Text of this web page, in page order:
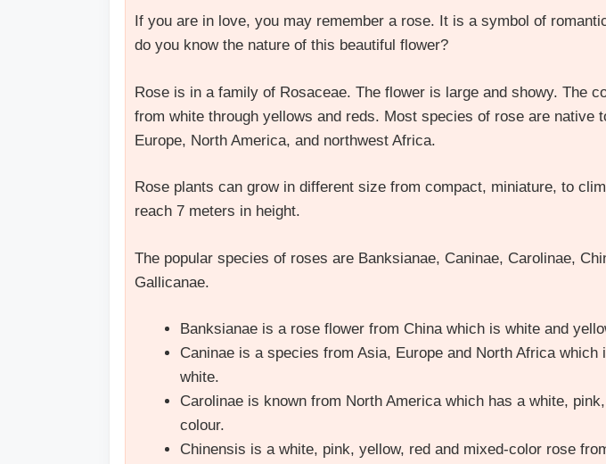
If you are in love, you may remember a rose. It is a symbol of
do you know the nature of this beautiful flower?
Rose is in a family of Rosaceae. The flower is large and showy. The
from white through yellows and reds. Most species of rose are native
Europe, North America, and northwest Africa.
Rose plants can grow in different size from compact, miniature, to
reach 7 meters in height.
The popular species of roses are Banksianae, Caninae, Carolinae,
Gallicanae.
Banksianae is a rose flower from China which is white and
Caninae is a species from Asia, Europe and North Africa which
white.
Carolinae is known from North America which has a white,
colour.
Chinensis is a white, pink, yellow, red and mixed-color rose